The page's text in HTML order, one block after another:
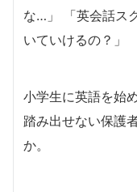
な…」 「英会話ス
いていけるの？」
小学生に英語を始
踏み出せない保護
か。